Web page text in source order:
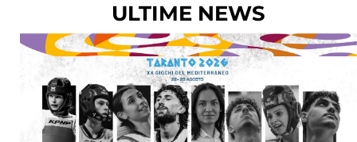
ULTIME NEWS